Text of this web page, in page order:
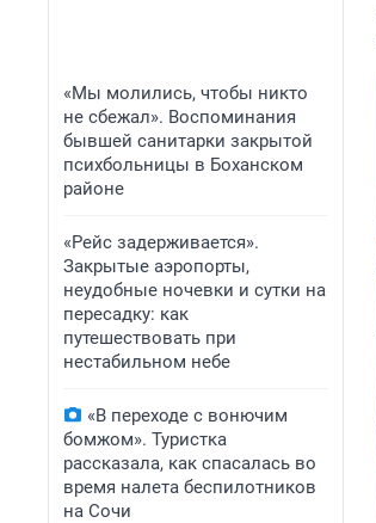
«Мы молились, чтобы никто
не сбежал». Воспоминания
бывшей санитарки закрытой
психбольницы в Боханском
районе
«Рейс задерживается».
Закрытые аэропорты,
неудобные ночевки и сутки на
пересадку: как
путешествовать при
нестабильном небе
«В переходе с вонючим
бомжом». Туристка
рассказала, как спасалась во
время налета беспилотников
на Сочи